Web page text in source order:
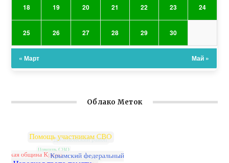
18 19 20 21 22 23 24
25 26 27 28 29 30
« Март Май »
Облако Меток